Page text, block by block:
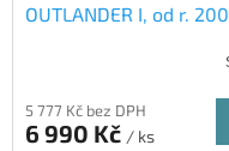
OUTLANDER I, od r.
5 777 Kč bez DPH
6 990 Kč / ks